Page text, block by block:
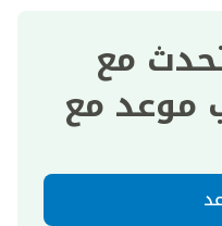
مع
موعد مع